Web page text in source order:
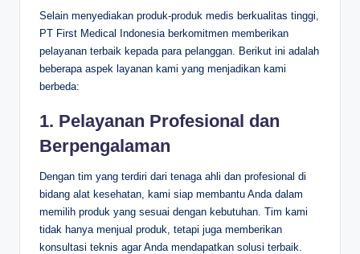
Selain menyediakan produk-produk medis berkualitas tinggi,
PT First Medical Indonesia berkomitmen memberikan
pelayanan terbaik kepada para pelanggan. Berikut ini adalah
beberapa aspek layanan kami yang menjadikan kami
berbeda:
1. Pelayanan Profesional dan
Berpengalaman
Dengan tim yang terdiri dari tenaga ahli dan profesional di
bidang alat kesehatan, kami siap membantu Anda dalam
memilih produk yang sesuai dengan kebutuhan. Tim kami
tidak hanya menjual produk, tetapi juga memberikan
konsultasi teknis agar Anda mendapatkan solusi terbaik.